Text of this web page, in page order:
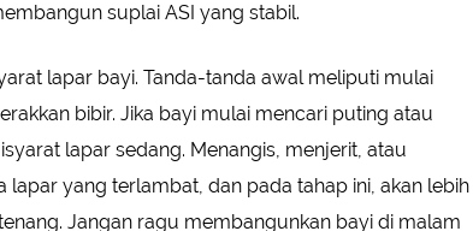
suplai ASI yang stabil.
lapar bayi. Tanda-tanda awal meliputi mulai
bibir. Jika bayi mulai mencari puting atau
lapar sedang. Menangis, menjerit, atau
lapar yang terlambat, dan pada tahap ini, akan lebih
Jangan ragu membangunkan bayi di malam